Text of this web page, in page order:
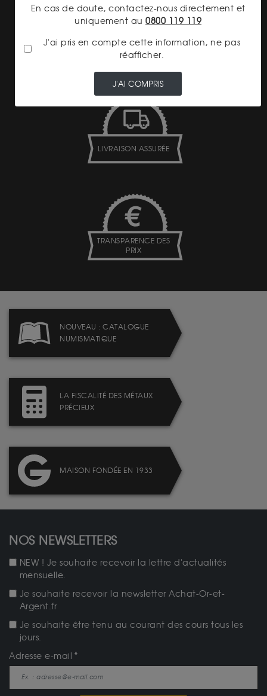
PAIEMENT SECURISÉ
LIVRAISON ASSURÉE
TRANSPARENCE DES
PRIX
NOUVEAU : CATALOGUE
NUMISMATIQUE
LA FISCALITÉ DES MÉTAUX
PRÉCIEUX
MAISON FONDÉE EN 1933
NOS NEWSLETTERS
NEW ! Je souhaite recevoir la lettre d'actualités
mensuelle.
Je souhaite recevoir la newsletter Achat-Or-et-
Argent.fr
Je souhaite être tenu au courant des cours tous les
jours.
Adresse e-mail
En cas de doute, contactez-nous directement et
uniquement au 0800 119 119
J'ai pris en compte cette information, ne pas
réafficher.
J'AI COMPRIS